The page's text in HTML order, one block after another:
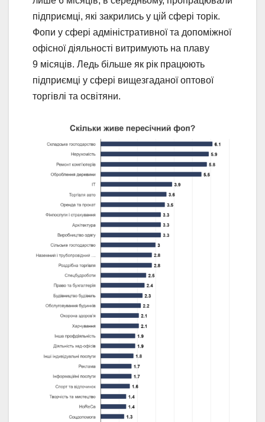
підприємці, які закрились у цій сфері торік.
Фопи у сфері адміністративної та допоміжної
офісної діяльності витримують на плаву
9 місяців. Ледь більше як рік працюють
підприємці у сфері вищезгаданої оптової
торгівлі та освітяни.